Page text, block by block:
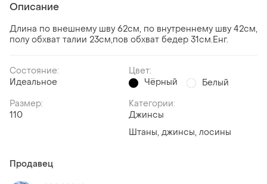
Описание
Длина по внешнему шву 62см, по внутреннему шву 42см,
полу обхват талии 23см,пов обхват бедер 31см.Енг.
Состояние:
Идеальное
Цвет:
Чёрный
Белый
Размер:
110
Категории:
Джинсы
Штаны, джинсы, лосины
Продавец